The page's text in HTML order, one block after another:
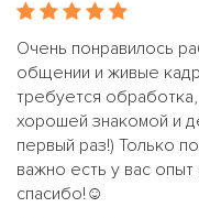
Очень понравилось
общении и живые
требуется
хорошей знакомой и
первый раз!) Только
важно есть у вас
спасибо!☺️